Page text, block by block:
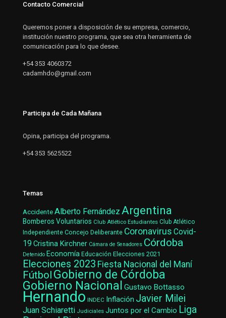
Contacto Comercial
Queremos poner a disposición de su empresa, comercio,
institución nuestro programa, que sea otra herramienta de
comunicación para lo que desee.
+54 353 4060372
cadamhdo@gmail.com
Participa de Cada Mañana
Opina, participa del programa.
+54 353 5625522
Temas
AccidenteAlberto Fernández Argentina
Bomberos Voluntarios Club Atlético Estudiantes Club Atlético
Independiente Concejo Deliberante Coronavirus Covid-
19 Cristina Kirchner Cámara de Senadores Córdoba
Detenido Economía Educación Elecciones 2021
Elecciones 2023 Fiesta Nacional del Maní
Fútbol Gobierno de Córdoba
Gobierno Nacional Gustavo Bottasso
Hernando INDEC Inflación Javier Milei
Juan Schiaretti Judiciales Juntos por el Cambio Liga